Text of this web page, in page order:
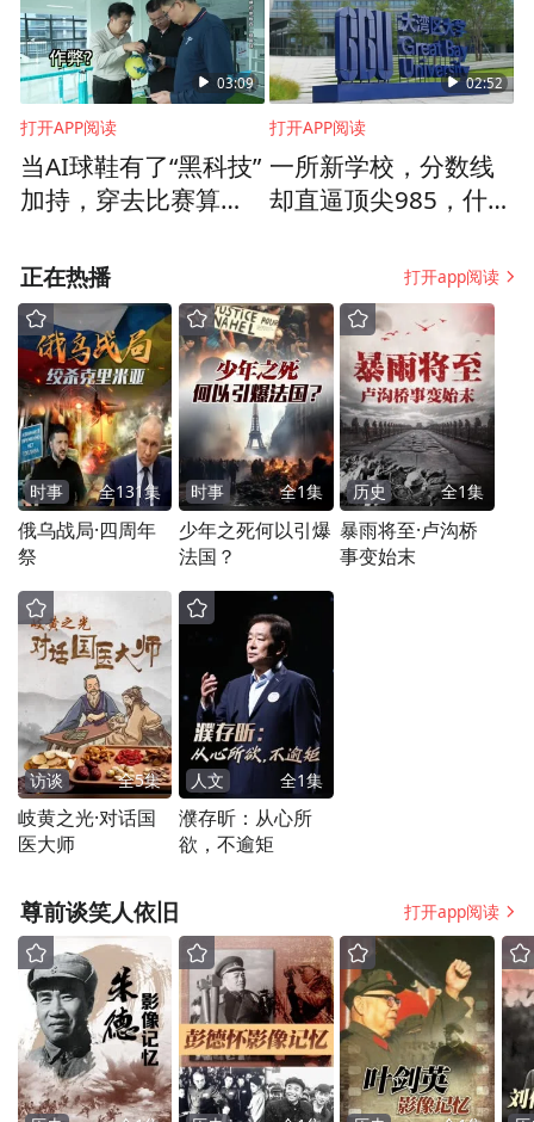
不鲜见。与此同时，面对相对复杂的社会环
境，具备对人对事对是非的判断力至关重
要，独立思考能力是决定毕业生能否在社会
中长期发展和幸福生活的底层能力。
2025年6月21日，学生在西安欧亚学院毕业典礼后
合影
也因此，回归到高等教育的本质，西安欧亚
学院对于人才培养的答案是要将如一张白纸
般的高中毕业生，经过四年大学教育培养成
具备独立工作、独立生活和独立思考能力的
大学毕业生，而后从容进入社会工作和生
活。更为重要的是，学校将三者视为并重关
系，而非厚此薄彼，即将独立生活和独立思
考能力的培养高度提升到与独立工作同等重
要的位置。在这背后，是西安欧亚学院对高
等教育与绝大多数国内高校完全不同的质量
03:09
打开APP阅读
当AI球鞋有了“黑科技”
加持，穿去比赛算不
02:52
打开APP阅读
一所新学校，分数线
却直逼顶尖985，什么
正在热播 打开app阅读
时事 全131集
俄乌战局·四周年
祭
时事 全1集
少年之死何以引爆
法国？
历史 全1集
暴雨将至·卢沟桥
事变始末
访谈 全5集
岐黄之光·对话国
医大师
人文 全1集
濮存昕：从心所
欲，不逾矩
尊前谈笑人依旧 打开app阅读